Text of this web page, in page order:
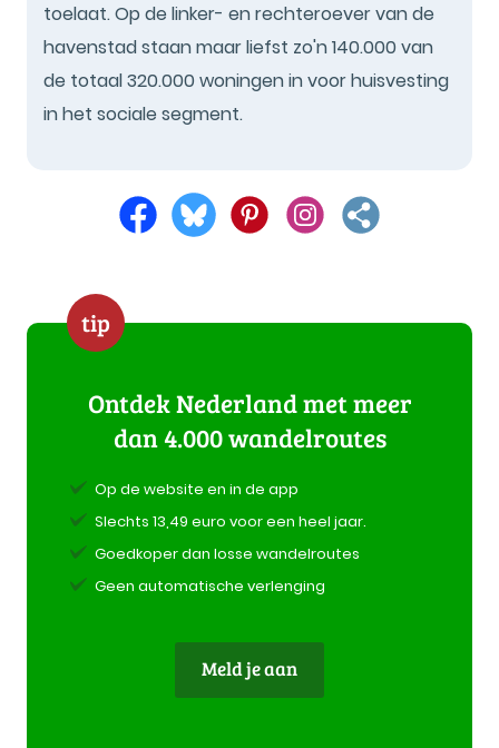
toelaat. Op de linker- en rechteroever van de
havenstad staan maar liefst zo'n 140.000 van
de totaal 320.000 woningen in voor huisvesting
in het sociale segment.
tip
Ontdek Nederland met meer
dan 4.000 wandelroutes
Op de website en in de app
Slechts 13,49 euro voor een heel jaar.
Goedkoper dan losse wandelroutes
Geen automatische verlenging
Meld je aan